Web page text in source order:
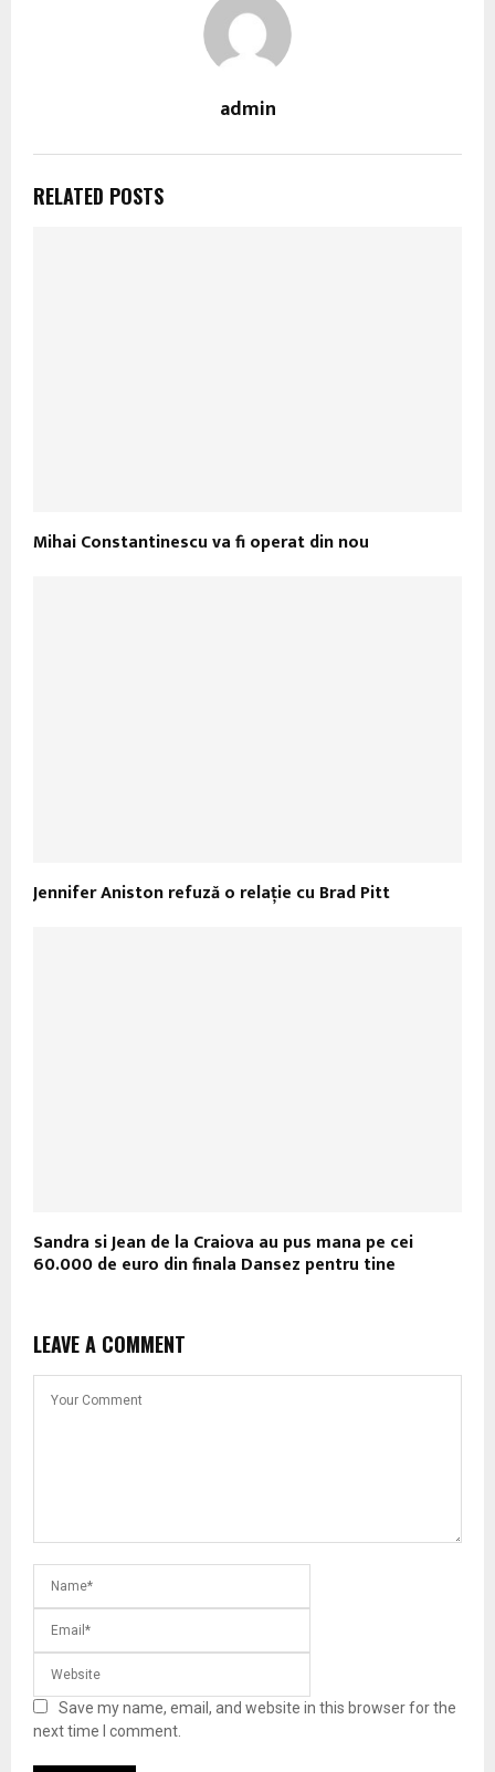
admin
RELATED POSTS
Mihai Constantinescu va fi operat din nou
Jennifer Aniston refuză o relaţie cu Brad Pitt
Sandra si Jean de la Craiova au pus mana pe cei
60.000 de euro din finala Dansez pentru tine
LEAVE A COMMENT
Save my name, email, and website in this browser for the
next time I comment.